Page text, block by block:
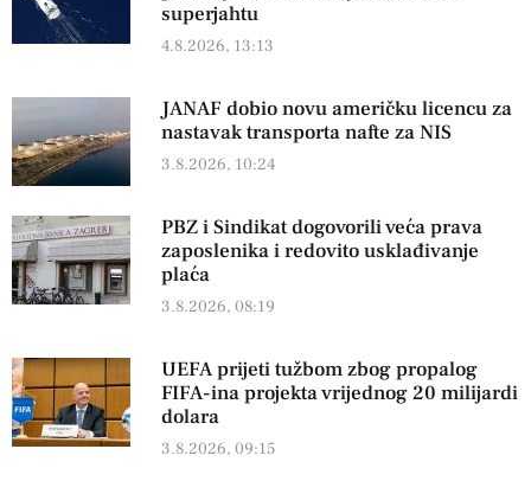
superjahtu
4.8.2026, 13:13
JANAF dobio novu američku licencu za
nastavak transporta nafte za NIS
3.8.2026, 10:24
PBZ i Sindikat dogovorili veća prava
zaposlenika i redovito usklađivanje
plaća
3.8.2026, 08:19
UEFA prijeti tužbom zbog propalog
FIFA-ina projekta vrijednog 20 milijardi
dolara
3.8.2026, 09:15